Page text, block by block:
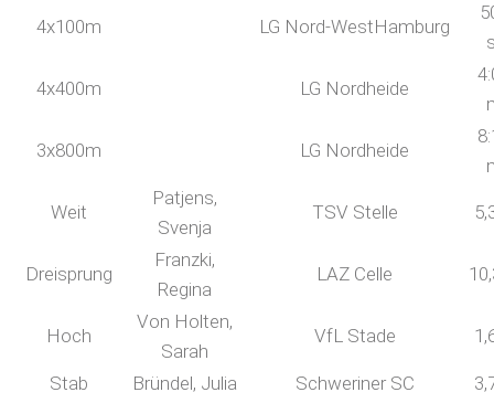
4x100m LG Nord-WestHamburg
4x400m LG Nordheide
3x800m LG Nordheide
Weit
Patjens,
Svenja
TSV Stelle
Dreisprung
Franzki,
Regina
LAZ Celle
Hoch
Von Holten,
Sarah
VfL Stade
Stab Bründel, Julia Schweriner SC